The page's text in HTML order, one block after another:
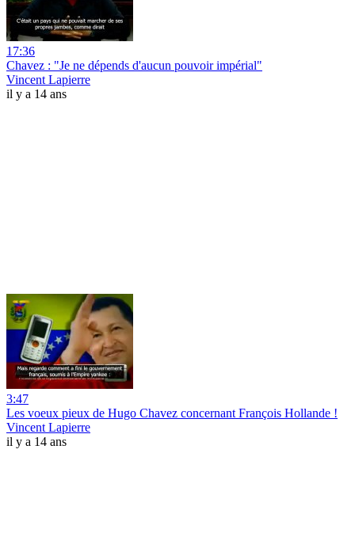
17:36
Chavez : "Je ne dépends d'aucun pouvoir impérial"
Vincent Lapierre
il y a 14 ans
3:47
Les voeux pieux de Hugo Chavez concernant François Hollande !
Vincent Lapierre
il y a 14 ans